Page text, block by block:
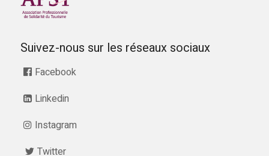
Suivez-nous sur les réseaux sociaux
Facebook
Linkedin
Instagram
Twitter